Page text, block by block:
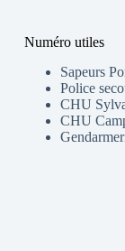
Numéro utiles
Sapeurs
Police
CHU
CHU